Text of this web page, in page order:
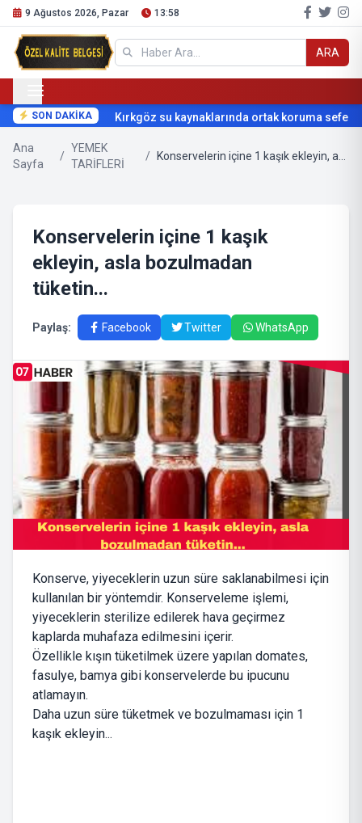
9 Ağustos 2026, Pazar 13:58
ARA
SON DAKİKA Kırkgöz su kaynaklarında ortak koruma
Ana
Sayfa
/
YEMEK
TARİFLERİ
/
Konservelerin içine 1 kaşık
ekleyin, asla bozulmadan
tüketin...
Paylaş: Facebook Twitter WhatsApp
Konserve, yiyeceklerin uzun süre saklanabilmesi için
kullanılan bir yöntemdir. Konserveleme işlemi,
yiyeceklerin sterilize edilerek hava geçirmez
kaplarda muhafaza edilmesini içerir.
Özellikle kışın tüketilmek üzere yapılan domates,
fasulye, bamya gibi konservelerde bu ipucunu
atlamayın.
Daha uzun süre tüketmek ve bozulmaması için 1
kaşık ekleyin...